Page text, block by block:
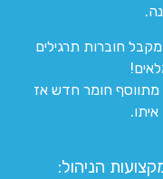
חוברות תרגילים
חומר חדש אז
הניהול: